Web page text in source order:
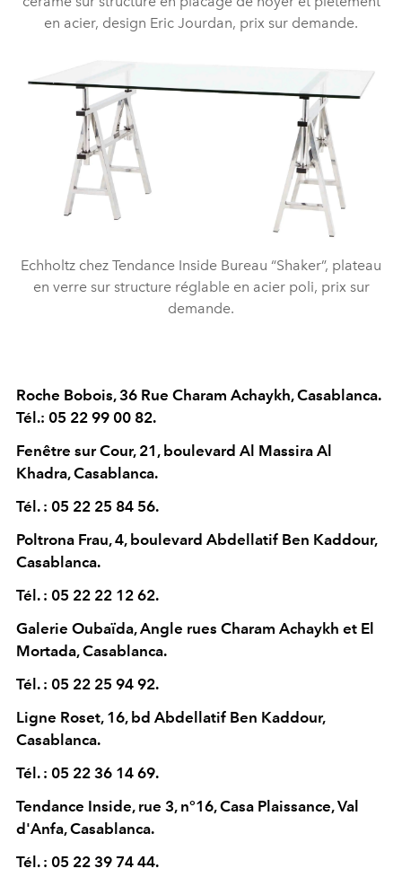
en acier, design Eric Jourdan, prix sur demande.
Echholtz chez Tendance Inside Bureau “Shaker”, plateau
en verre sur structure réglable en acier poli, prix sur
demande.
Roche Bobois, 36 Rue Charam Achaykh, Casablanca.
Tél.: 05 22 99 00 82.
Fenêtre sur Cour, 21, boulevard Al Massira Al
Khadra, Casablanca.
Tél. : 05 22 25 84 56.
Poltrona Frau, 4, boulevard Abdellatif Ben Kaddour,
Casablanca.
Tél. : 05 22 22 12 62.
Galerie Oubaïda, Angle rues Charam Achaykh et El
Mortada, Casablanca.
Tél. : 05 22 25 94 92.
Ligne Roset, 16, bd Abdellatif Ben Kaddour,
Casablanca.
Tél. : 05 22 36 14 69.
Tendance Inside, rue 3, n°16, Casa Plaissance, Val
d'Anfa, Casablanca.
Tél. : 05 22 39 74 44.